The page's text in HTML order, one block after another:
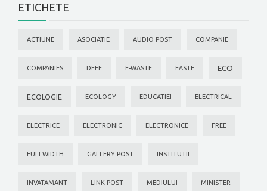
ETICHETE
ACTIUNE ASOCIATIE AUDIO POST COMPANIE
COMPANIES DEEE E-WASTE EASTE ECO
ECOLOGIE ECOLOGY EDUCATIEI ELECTRICAL
ELECTRICE ELECTRONIC ELECTRONICE FREE
FULLWIDTH GALLERY POST INSTITUTII
INVATAMANT LINK POST MEDIULUI MINISTER